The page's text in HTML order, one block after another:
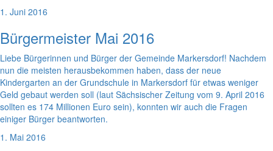
1. Juni 2016
Bürgermeister Mai 2016
Liebe Bürgerinnen und Bürger der Gemeinde Markersdorf! Nachdem
nun die meisten herausbekommen haben, dass der neue
Kindergarten an der Grundschule in Markersdorf für etwas weniger
Geld gebaut werden soll (laut Sächsischer Zeitung vom 9. April 2016
sollten es 174 Millionen Euro sein), konnten wir auch die Fragen
einiger Bürger beantworten.
1. Mai 2016